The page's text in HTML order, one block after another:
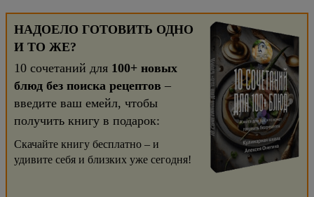
НАДОЕЛО ГОТОВИТЬ ОДНО
И ТО ЖЕ?
10 сочетаний для 100+ новых
блюд без поиска рецептов –
введите ваш емейл, чтобы
получить книгу в подарок:
Скачайте книгу бесплатно – и
удивите себя и близких уже сегодня!